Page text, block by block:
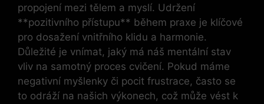
propojení mezi tělem a myslí. Udržení
**pozitivního přístupu** během praxe je klíčové
pro dosažení vnitřního klidu a harmonie.
Důležité je vnímat, jaký má náš mentální stav
vliv na samotný proces cvičení. Pokud máme
negativní myšlenky či pocit frustrace, často se
to odráží na našich výkonech, což může vést k